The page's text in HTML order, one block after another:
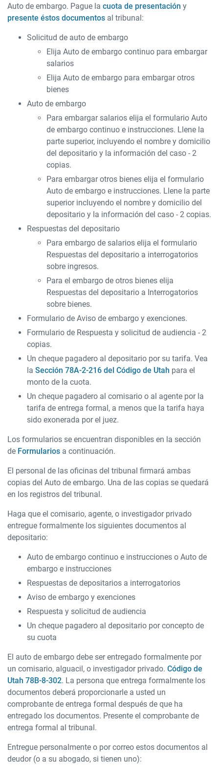
Auto de embargo. Pague la cuota de presentación y
presente éstos documentos al tribunal:
Solicitud de auto de embargo
Elija Auto de embargo continuo para embargar
salarios
Elija Auto de embargo para embargar otros
bienes
Auto de embargo
Para embargar salarios elija el formulario Auto
de embargo continuo e instrucciones. Llene la
parte superior, incluyendo el nombre y domicilio
del depositario y la información del caso - 2
copias.
Para embargar otros bienes elija el formulario
Auto de embargo e instrucciones. Llene la parte
superior incluyendo el nombre y domicilio del
depositario y la información del caso - 2 copias.
Respuestas del depositario
Para embargo de salarios elija el formulario
Respuestas del depositario a interrogatorios
sobre ingresos.
Para el embargo de otros bienes elija
Respuestas del depositario a Interrogatorios
sobre bienes.
Formulario de Aviso de embargo y exenciones.
Formulario de Respuesta y solicitud de audiencia - 2
copias.
Un cheque pagadero al depositario por su tarifa. Vea
la Sección 78A-2-216 del Código de Utah para el
monto de la cuota.
Un cheque pagadero al comisario o al agente por la
tarifa de entrega formal, a menos que la tarifa haya
sido exonerada por el juez.
Los formularios se encuentran disponibles en la sección
de Formularios a continuación.
El personal de las oficinas del tribunal firmará ambas
copias del Auto de embargo. Una de las copias se quedará
en los registros del tribunal.
Haga que el comisario, agente, o investigador privado
entregue formalmente los siguientes documentos al
depositario:
Auto de embargo continuo e instrucciones o Auto de
embargo e instrucciones
Respuestas de depositarios a interrogatorios
Aviso de embargo y exenciones
Respuesta y solicitud de audiencia
Un cheque pagadero al depositario por concepto de
su cuota
El auto de embargo debe ser entregado formalmente por
un comisario, alguacil, o investigador privado. Código de
Utah 78B-8-302. La persona que entrega formalmente los
documentos deberá proporcionarle a usted un
comprobante de entrega formal después de que ha
entregado los documentos. Presente el comprobante de
entrega formal al tribunal.
Entregue personalmente o por correo estos documentos al
deudor (o a su abogado, si tienen uno):